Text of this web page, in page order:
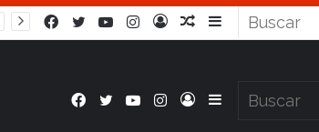
Barra
Artículo
Iniciar
Instagram
YouTube
Twitter
Facebook
Barra
Iniciar
Instagram
YouTube
Twitter
Facebook